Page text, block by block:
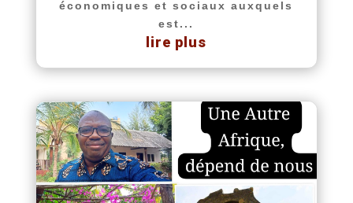
économiques et sociaux auxquels
est...
lire plus